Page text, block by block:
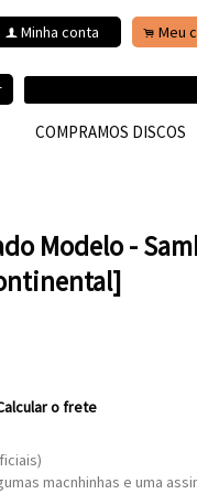
f Minha conta . Meu
COMPRAMOS DISCOS
Modelo -
o frete
macnhinhas e uma